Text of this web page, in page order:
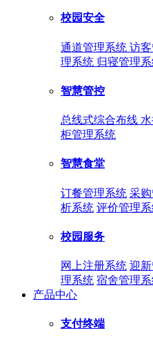
校园安全
通道管理系统 访
理系统 归寝管理
智慧管控
总线式综合布线
柜管理系统
智慧食堂
订餐管理系统 采
析系统 评价管理
校园服务
网上注册系统 迎
理系统 宿舍管理
产品中心
支付终端